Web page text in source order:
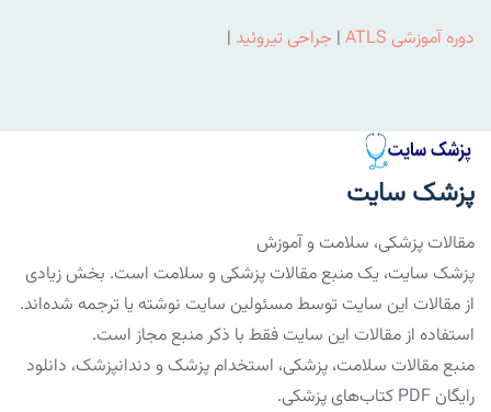
دوره آموزشی ATLS | جراحی تیروئید |
پزشک سایت
مقالات پزشکی، سلامت و آموزش
پزشک سایت، یک منبع مقالات پزشکی و سلامت است. بخش زیادی
از مقالات این سایت توسط مسئولین سایت نوشته یا ترجمه شده‌اند.
استفاده از مقالات این سایت فقط با ذکر منبع مجاز است.
منبع مقالات سلامت، پزشکی، استخدام پزشک و دندانپزشک، دانلود
رایگان PDF کتاب‌های پزشکی.